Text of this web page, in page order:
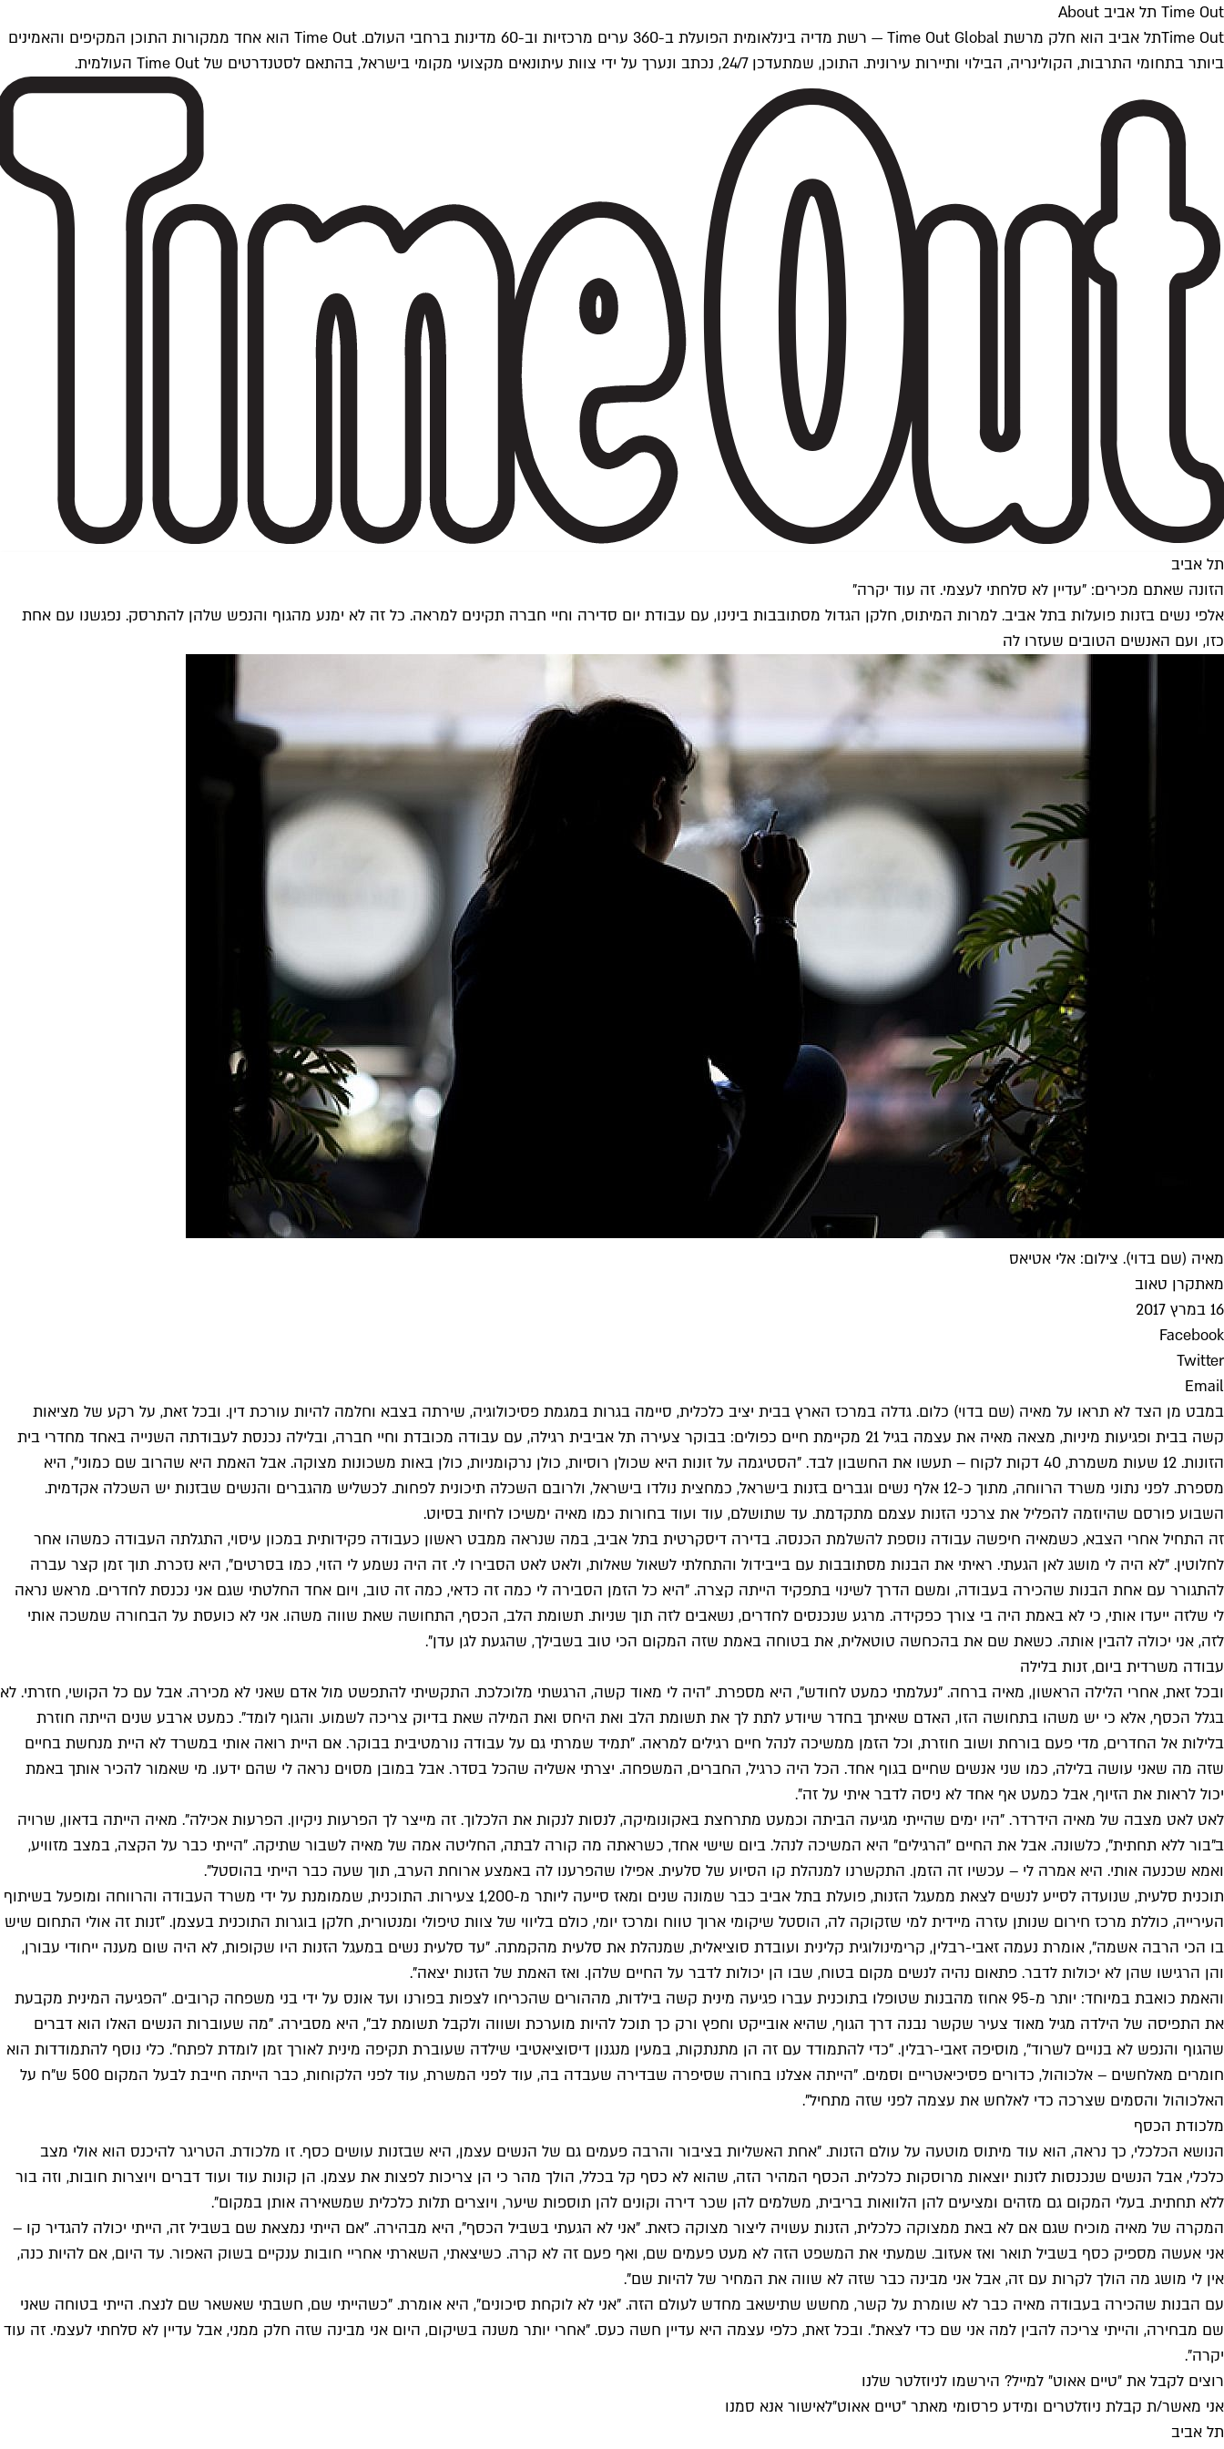
Time Out תל אביב About
Time Outתל אביב הוא חלק מרשת Time Out Global — רשת מדיה בינלאומית הפועלת ב-360 ערים מרכזיות וב-60 מדינות ברחבי העולם. Time Out הוא אחד ממקורות התוכן המקיפים והאמינים
ביותר בתחומי התרבות, הקולינריה, הבילוי ותיירות עירונית. התוכן, שמתעדכן 24/7, נכתב ונערך על ידי צוות עיתונאים מקצועי מקומי בישראל, בהתאם לסטנדרטים של Time Out העולמית.
תל אביב
הזונה שאתם מכירים: "עדיין לא סלחתי לעצמי. זה עוד יקרה"
אלפי נשים בזנות פועלות בתל אביב. למרות המיתוס, חלקן הגדול מסתובבות בינינו, עם עבודת יום סדירה וחיי חברה תקינים למראה. כל זה לא ימנע מהגוף והנפש שלהן להתרסק. נפגשנו עם אחת
כזו, ועם האנשים הטובים שעזרו לה
מאיה (שם בדוי). צילום: אלי אטיאס
מאתקרן טאוב
16 במרץ 2017
Facebook
Twitter
Email
במבט מן הצד לא תראו על מאיה (שם בדוי) כלום. גדלה במרכז הארץ בבית יציב כלכלית, סיימה בגרות במגמת פסיכולוגיה, שירתה בצבא וחלמה להיות עורכת דין. ובכל זאת, על רקע של מציאות
קשה בבית ופגיעות מיניות, מצאה מאיה את עצמה בגיל 21 מקיימת חיים כפולים: בבוקר צעירה תל אביבית רגילה, עם עבודה מכובדת וחיי חברה, ובלילה נכנסת לעבודתה השנייה באחד מחדרי בית
הזונות. 12 שעות משמרת, 40 דקות לקוח – תעשו את החשבון לבד. "הסטיגמה על זונות היא שכולן רוסיות, כולן נרקומניות, כולן באות משכונות מצוקה. אבל האמת היא שהרוב שם כמוני", היא
מספרת. לפני נתוני משרד הרווחה, מתוך כ-12 אלף נשים וגברים בזנות בישראל, כמחצית נולדו בישראל, ולרובם השכלה תיכונית לפחות. לכשליש מהגברים והנשים שבזנות יש השכלה אקדמית.
השבוע פורסם שהיוזמה להפליל את צרכני הזנות עצמם מתקדמת. עד שתושלם, עוד ועוד בחורות כמו מאיה ימשיכו לחיות בסיוט.
זה התחיל אחרי הצבא, כשמאיה חיפשה עבודה נוספת להשלמת הכנסה. בדירה דיסקרטית בתל אביב, במה שנראה ממבט ראשון כעבודה פקידותית במכון עיסוי, התגלתה העבודה כמשהו אחר
לחלוטין. "לא היה לי מושג לאן הגעתי. ראיתי את הבנות מסתובבות עם בייבידול והתחלתי לשאול שאלות, ולאט לאט הסבירו לי. זה היה נשמע לי הזוי, כמו בסרטים", היא נזכרת. תוך זמן קצר עברה
להתגורר עם אחת הבנות שהכירה בעבודה, ומשם הדרך לשינוי בתפקיד הייתה קצרה. "היא כל הזמן הסבירה לי כמה זה כדאי, כמה זה טוב, ויום אחד החלטתי שגם אני נכנסת לחדרים. מראש נראה
לי שלזה ייעדו אותי, כי לא באמת היה בי צורך כפקידה. מרגע שנכנסים לחדרים, נשאבים לזה תוך שניות. תשומת הלב, הכסף, התחושה שאת שווה משהו. אני לא כועסת על הבחורה שמשכה אותי
לזה, אני יכולה להבין אותה. כשאת שם את בהכחשה טוטאלית, את בטוחה באמת שזה המקום הכי טוב בשבילך, שהגעת לגן עדן".
עבודה משרדית ביום, זנות בלילה
ובכל זאת, אחרי הלילה הראשון, מאיה ברחה. "נעלמתי כמעט לחודש", היא מספרת. "היה לי מאוד קשה, הרגשתי מלוכלכת. התקשיתי להתפשט מול אדם שאני לא מכירה. אבל עם כל הקושי, חזרתי. לא
בגלל הכסף, אלא כי יש משהו בתחושה הזו, האדם שאיתך בחדר שיודע לתת לך את תשומת הלב ואת היחס ואת המילה שאת בדיוק צריכה לשמוע. והגוף לומד". כמעט ארבע שנים הייתה חוזרת
בלילות אל החדרים, מדי פעם בורחת ושוב חוזרת, וכל הזמן ממשיכה לנהל חיים רגילים למראה. "תמיד שמרתי גם על עבודה נורמטיבית בבוקר. אם היית רואה אותי במשרד לא היית מנחשת בחיים
שזה מה שאני עושה בלילה, כמו שני אנשים שחיים בגוף אחד. הכל היה כרגיל, החברים, המשפחה. יצרתי אשליה שהכל בסדר. אבל במובן מסוים נראה לי שהם ידעו. מי שאמור להכיר אותך באמת
יכול לראות את הזיוף, אבל כמעט אף אחד לא ניסה לדבר איתי על זה".
לאט לאט מצבה של מאיה הידרדר. "היו ימים שהייתי מגיעה הביתה וכמעט מתרחצת באקונומיקה, לנסות לנקות את הלכלוך. זה מייצר לך הפרעות ניקיון. הפרעות אכילה". מאיה הייתה בדאון, שרויה
ב"בור ללא תחתית", כלשונה. אבל את החיים "הרגילים" היא המשיכה לנהל. ביום שישי אחד, כשראתה מה קורה לבתה, החליטה אמה של מאיה לשבור שתיקה. "הייתי כבר על הקצה, במצב מזוויע,
ואמא שכנעה אותי. היא אמרה לי – עכשיו זה הזמן. התקשרנו למנהלת קו הסיוע של סלעית. אפילו שהפרענו לה באמצע ארוחת הערב, תוך שעה כבר הייתי בהוסטל".
תוכנית סלעית, שנועדה לסייע לנשים לצאת ממעגל הזנות, פועלת בתל אביב כבר שמונה שנים ומאז סייעה ליותר מ-1,200 צעירות. התוכנית, שממומנת על ידי משרד העבודה והרווחה ומופעל בשיתוף
העירייה, כוללת מרכז חירום שנותן עזרה מיידית למי שזקוקה לה, הוסטל שיקומי ארוך טווח ומרכז יומי, כולם בליווי של צוות טיפולי ומנטורית, חלקן בוגרות התוכנית בעצמן. "זנות זה אולי התחום שיש
בו הכי הרבה אשמה", אומרת נעמה זאבי-רבלין, קרימינולוגית קלינית ועובדת סוציאלית, שמנהלת את סלעית מהקמתה. "עד סלעית נשים במעגל הזנות היו שקופות, לא היה שום מענה ייחודי עבורן,
והן הרגישו שהן לא יכולות לדבר. פתאום נהיה לנשים מקום בטוח, שבו הן יכולות לדבר על החיים שלהן. ואז האמת של הזנות יצאה".
והאמת כואבת במיוחד: יותר מ-95 אחוז מהבנות שטופלו בתוכנית עברו פגיעה מינית קשה בילדות, מההורים שהכריחו לצפות בפורנו ועד אונס על ידי בני משפחה קרובים. "הפגיעה המינית מקבעת
את התפיסה של הילדה מגיל מאוד צעיר שקשר נבנה דרך הגוף, שהיא אובייקט וחפץ ורק כך תוכל להיות מוערכת ושווה ולקבל תשומת לב", היא מסבירה. "מה שעוברות הנשים האלו הוא דברים
שהגוף והנפש לא בנויים לשרוד", מוסיפה זאבי-רבלין. "כדי להתמודד עם זה הן מתנתקות, במעין מנגנון דיסוציאטיבי שילדה שעוברת תקיפה מינית לאורך זמן לומדת לפתח". כלי נוסף להתמודדות הוא
חומרים מאלחשים – אלכוהול, כדורים פסיכיאטריים וסמים. "הייתה אצלנו בחורה שסיפרה שבדירה שעבדה בה, עוד לפני המשרת, עוד לפני הלקוחות, כבר הייתה חייבת לבעל המקום 500 ש"ח על
האלכוהול והסמים שצרכה כדי לאלחש את עצמה לפני שזה מתחיל".
מלכודת הכסף
הנושא הכלכלי, כך נראה, הוא עוד מיתוס מוטעה על עולם הזנות. "אחת האשליות בציבור והרבה פעמים גם של הנשים עצמן, היא שבזנות עושים כסף. זו מלכודת. הטריגר להיכנס הוא אולי מצב
כלכלי, אבל הנשים שנכנסות לזנות יוצאות מרוסקות כלכלית. הכסף המהיר הזה, שהוא לא כסף קל בכלל, הולך מהר כי הן צריכות לפצות את עצמן. הן קונות עוד ועוד דברים ויוצרות חובות, וזה בור
ללא תחתית. בעלי המקום גם מזהים ומציעים להן הלוואות בריבית, משלמים להן שכר דירה וקונים להן תוספות שיער, ויוצרים תלות כלכלית שמשאירה אותן במקום".
המקרה של מאיה מוכיח שגם אם לא באת ממצוקה כלכלית, הזנות עשויה ליצור מצוקה כזאת. "אני לא הגעתי בשביל הכסף", היא מבהירה. "אם הייתי נמצאת שם בשביל זה, הייתי יכולה להגדיר קו –
אני אעשה מספיק כסף בשביל תואר ואז אעזוב. שמעתי את המשפט הזה לא מעט פעמים שם, ואף פעם זה לא קרה. כשיצאתי, השארתי אחריי חובות ענקיים בשוק האפור. עד היום, אם להיות כנה,
אין לי מושג מה הולך לקרות עם זה, אבל אני מבינה כבר שזה לא שווה את המחיר של להיות שם".
עם הבנות שהכירה בעבודה מאיה כבר לא שומרת על קשר, מחשש שתישאב מחדש לעולם הזה. "אני לא לוקחת סיכונים", היא אומרת. "כשהייתי שם, חשבתי שאשאר שם לנצח. הייתי בטוחה שאני
שם מבחירה, והייתי צריכה להבין למה אני שם כדי לצאת". ובכל זאת, כלפי עצמה היא עדיין חשה כעס. "אחרי יותר משנה בשיקום, היום אני מבינה שזה חלק ממני, אבל עדיין לא סלחתי לעצמי. זה עוד
יקרה".
רוצים לקבל את ״טיים אאוט״ למייל? הירשמו לניוזלטר שלנו
אני מאשר/ת קבלת ניוזלטרים ומידע פרסומי מאתר ״טיים אאוט״לאישור אנא סמנו
תל אביב